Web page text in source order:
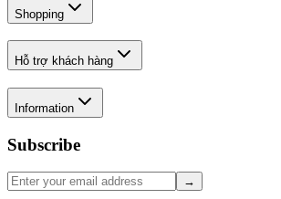
Shopping
Hỗ trợ khách hàng
Information
Subscribe
→